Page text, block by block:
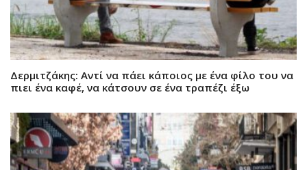
Δερμιτζάκης: Αντί να πάει κάποιος με ένα φίλο του να
πιει ένα καφέ, να κάτσουν σε ένα τραπέζι έξω